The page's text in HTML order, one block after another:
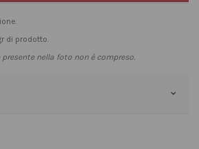
di prodotto.
nella foto non è compreso.